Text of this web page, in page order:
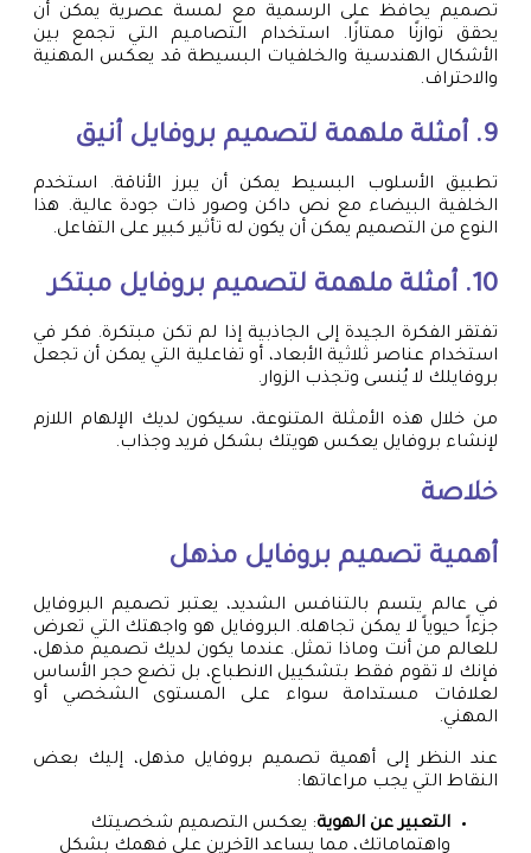
تصميم يحافظ على الرسمية مع لمسة عصرية يمكن أن
يحقق توازنًا ممتازًا. استخدام التصاميم التي تجمع بين
الأشكال الهندسية والخلفيات البسيطة قد يعكس المهنية
والاحتراف.
9. أمثلة ملهمة لتصميم بروفايل أنيق
تطبيق الأسلوب البسيط يمكن أن يبرز الأناقة. استخدم
الخلفية البيضاء مع نص داكن وصور ذات جودة عالية. هذا
النوع من التصميم يمكن أن يكون له تأثير كبير على التفاعل.
10. أمثلة ملهمة لتصميم بروفايل مبتكر
تفتقر الفكرة الجيدة إلى الجاذبية إذا لم تكن مبتكرة. فكر في
استخدام عناصر ثلاثية الأبعاد، أو تفاعلية التي يمكن أن تجعل
بروفايلك لا يُنسى وتجذب الزوار.
من خلال هذه الأمثلة المتنوعة، سيكون لديك الإلهام اللازم
لإنشاء بروفايل يعكس هويتك بشكل فريد وجذاب.
خلاصة
أهمية تصميم بروفايل مذهل
في عالم يتسم بالتنافس الشديد، يعتبر تصميم البروفايل
جزءاً حيوياً لا يمكن تجاهله. البروفايل هو واجهتك التي تعرض
للعالم من أنت وماذا تمثل. عندما يكون لديك تصميم مذهل،
فإنك لا تقوم فقط بتشكييل الانطباع، بل تضع حجر الأساس
لعلاقات مستدامة سواء على المستوى الشخصي أو
المهني.
عند النظر إلى أهمية تصميم بروفايل مذهل، إليك بعض
النقاط التي يجب مراعاتها:
التعبير عن الهوية: يعكس التصميم شخصيتك
واهتماماتك، مما يساعد الآخرين على فهمك بشكل